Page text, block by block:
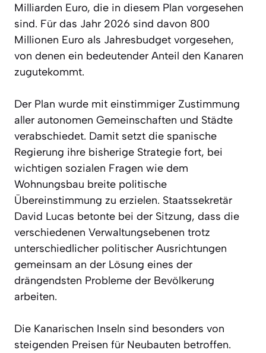
Milliarden Euro, die in diesem Plan vorgesehen
sind. Für das Jahr 2026 sind davon 800
Millionen Euro als Jahresbudget vorgesehen,
von denen ein bedeutender Anteil den Kanaren
zugutekommt.
Der Plan wurde mit einstimmiger Zustimmung
aller autonomen Gemeinschaften und Städte
verabschiedet. Damit setzt die spanische
Regierung ihre bisherige Strategie fort, bei
wichtigen sozialen Fragen wie dem
Wohnungsbau breite politische
Übereinstimmung zu erzielen. Staatssekretär
David Lucas betonte bei der Sitzung, dass die
verschiedenen Verwaltungsebenen trotz
unterschiedlicher politischer Ausrichtungen
gemeinsam an der Lösung eines der
drängendsten Probleme der Bevölkerung
arbeiten.
Die Kanarischen Inseln sind besonders von
steigenden Preisen für Neubauten betroffen.